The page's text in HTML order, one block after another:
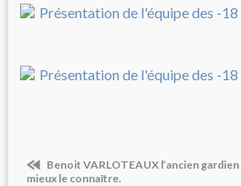
Benoit VARLOTEAUX l’ancien
mieux le connaître.